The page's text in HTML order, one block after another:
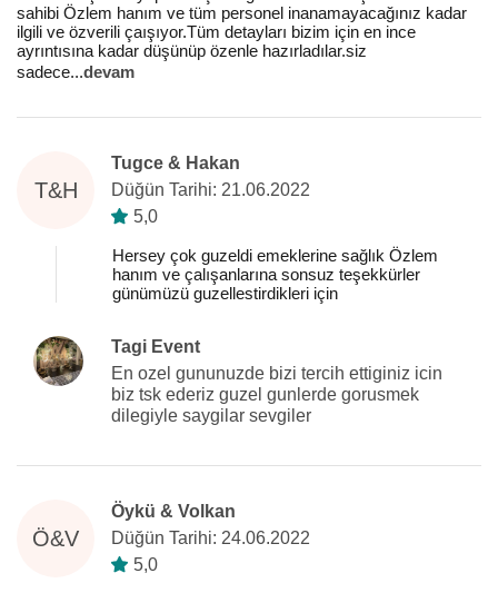
sahibi Özlem hanım ve tüm personel inanamayacağınız kadar
ilgili ve özverili çaışıyor.Tüm detayları bizim için en ince
ayrıntısına kadar düşünüp özenle hazırladılar.siz
sadece...devam
T&H
Tugce & Hakan
Düğün Tarihi: 21.06.2022
5,0
Hersey çok guzeldi emeklerine sağlık Özlem
hanım ve çalışanlarına sonsuz teşekkürler
günümüzü guzellestirdikleri için
Tagi Event
En ozel gununuzde bizi tercih ettiginiz icin
biz tsk ederiz guzel gunlerde gorusmek
dilegiyle saygilar sevgiler
Ö&V
Öykü & Volkan
Düğün Tarihi: 24.06.2022
5,0